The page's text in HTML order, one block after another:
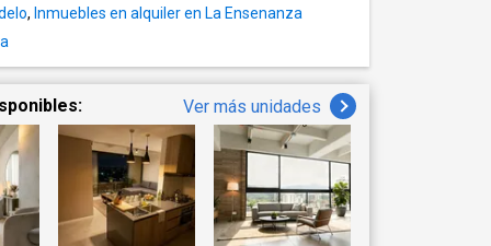
, Inmuebles en alquiler en La Ensenanza
Ver más unidades